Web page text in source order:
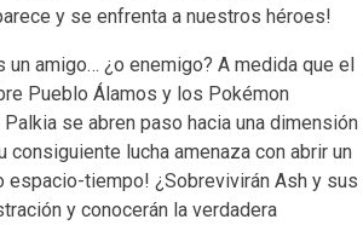
y se enfrenta a nuestros héroes!
un amigo… ¿o enemigo? A medida que el
Pueblo Álamos y los Pokémon
se abren paso hacia una dimensión
consiguiente lucha amenaza con abrir un
espacio-tiempo! ¿Sobrevivirán Ash y sus
y conocerán la verdadera